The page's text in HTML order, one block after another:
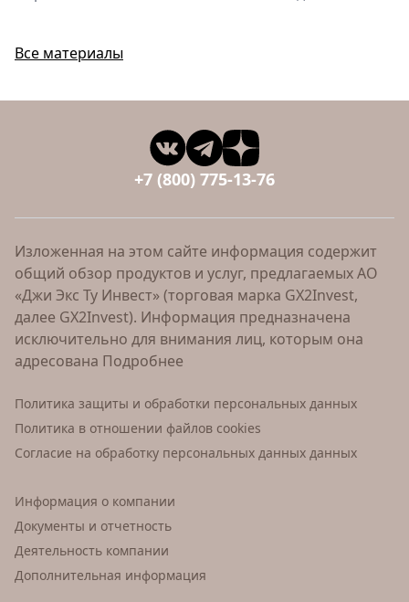
Все материалы
+7 (800) 775-13-76
Изложенная на этом сайте информация содержит
общий обзор продуктов и услуг, предлагаемых АО
«Джи Экс Ту Инвест» (торговая марка GX2Invest,
далее GX2Invest). Информация предназначена
исключительно для внимания лиц, которым она
адресована Подробнее
Политика защиты и обработки персональных данных
Политика в отношении файлов cookies
Согласие на обработку персональных данных данных
Информация о компании
Документы и отчетность
Деятельность компании
Дополнительная информация